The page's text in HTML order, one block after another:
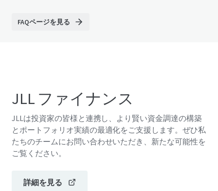
FAQページを見る
JLL ファイナンス
JLLは投資家の皆様と連携し、より賢い資金調達の構築
とポートフォリオ実績の最適化をご支援します。ぜひ私
たちのチームにお問い合わせいただき、新たな可能性を
ご覧ください。
詳細を見る